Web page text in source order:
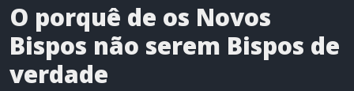
O porquê de os Novos
Bispos não serem Bispos de
verdade